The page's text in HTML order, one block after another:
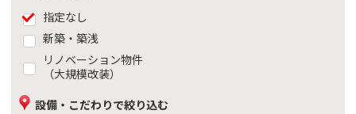
指定なし
新築・築浅
リノベーション物件
（大規模改装）
設備・こだわりで絞り込む